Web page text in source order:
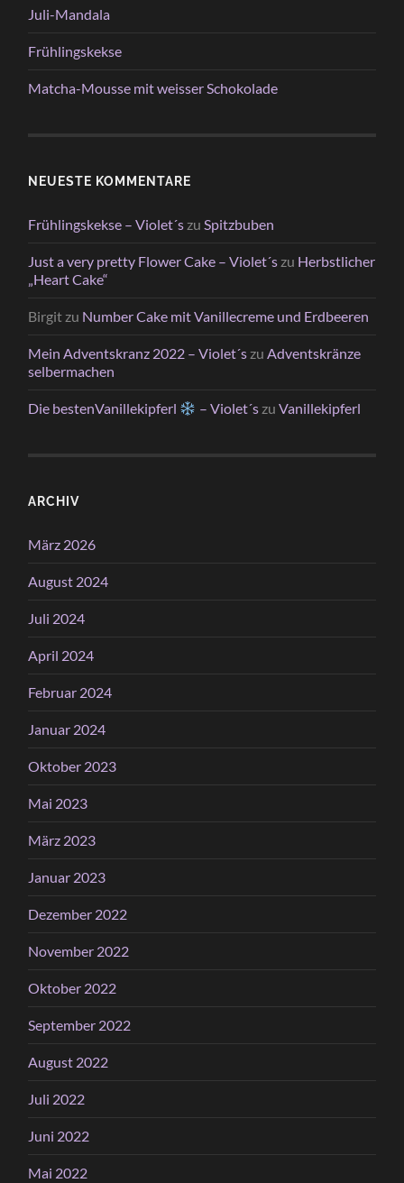
Juli-Mandala
Frühlingskekse
Matcha-Mousse mit weisser Schokolade
NEUESTE KOMMENTARE
Frühlingskekse – Violet´s zuSpitzbuben
Just a very pretty Flower Cake – Violet´s zu Herbstlicher
„Heart Cake“
Birgit zu Number Cake mit Vanillecreme und Erdbeeren
Mein Adventskranz 2022 – Violet´s zuAdventskränze
selbermachen
Die bestenVanillekipferl – Violet´szu Vanillekipferl
ARCHIV
März 2026
August 2024
Juli 2024
April 2024
Februar 2024
Januar 2024
Oktober 2023
Mai 2023
März 2023
Januar 2023
Dezember 2022
November 2022
Oktober 2022
September 2022
August 2022
Juli 2022
Juni 2022
Mai 2022